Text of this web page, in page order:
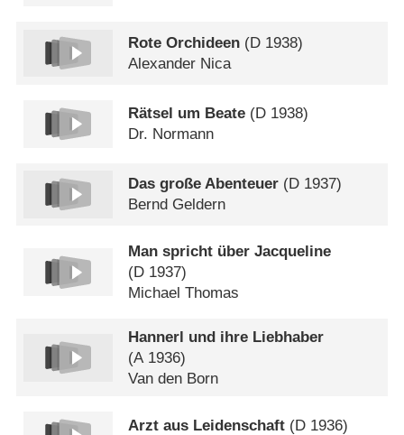
Rote Orchideen (D 1938)
Alexander Nica
Rätsel um Beate (D 1938)
Dr. Normann
Das große Abenteuer (D 1937)
Bernd Geldern
Man spricht über Jacqueline
(D 1937)
Michael Thomas
Hannerl und ihre Liebhaber
(A 1936)
Van den Born
Arzt aus Leidenschaft (D 1936)